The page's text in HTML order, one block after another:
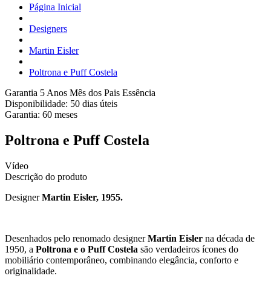
Página Inicial
Designers
Martin Eisler
Poltrona e Puff Costela
Garantia 5 Anos Mês dos Pais Essência
Disponibilidade: 50 dias úteis
Garantia: 60 meses
Poltrona e Puff Costela
Vídeo
Descrição do produto
DesignerMartin Eisler, 1955.
Desenhados pelo renomado designerMartin Eisler na década de
1950, a Poltrona e o Puff Costela são verdadeiros ícones do
mobiliário contemporâneo, combinando elegância, conforto e
originalidade.